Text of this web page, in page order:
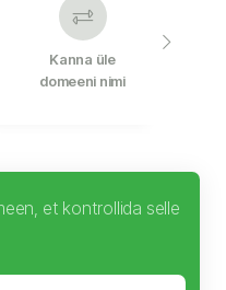
Kanna üle
domeeni nimi
et kontrollida selle